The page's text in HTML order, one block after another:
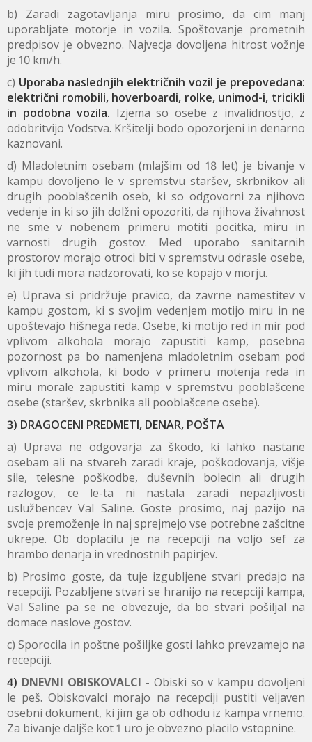
b) Zaradi zagotavljanja miru prosimo, da cim manj
uporabljate motorje in vozila. Spoštovanje prometnih
predpisov je obvezno. Najvecja dovoljena hitrost vožnje
je 10 km/h.
c) Uporaba naslednjih električnih vozil je prepovedana:
električni romobili, hoverboardi, rolke, unimod-i, tricikli
in podobna vozila. Izjema so osebe z invalidnostjo, z
odobritvijo Vodstva. Kršitelji bodo opozorjeni in denarno
kaznovani.
d) Mladoletnim osebam (mlajšim od 18 let) je bivanje v
kampu dovoljeno le v spremstvu staršev, skrbnikov ali
drugih pooblašcenih oseb, ki so odgovorni za njihovo
vedenje in ki so jih dolžni opozoriti, da njihova živahnost
ne sme v nobenem primeru motiti pocitka, miru in
varnosti drugih gostov. Med uporabo sanitarnih
prostorov morajo otroci biti v spremstvu odrasle osebe,
ki jih tudi mora nadzorovati, ko se kopajo v morju.
e) Uprava si pridržuje pravico, da zavrne namestitev v
kampu gostom, ki s svojim vedenjem motijo miru in ne
upoštevajo hišnega reda. Osebe, ki motijo red in mir pod
vplivom alkohola morajo zapustiti kamp, posebna
pozornost pa bo namenjena mladoletnim osebam pod
vplivom alkohola, ki bodo v primeru motenja reda in
miru morale zapustiti kamp v spremstvu pooblašcene
osebe (staršev, skrbnika ali pooblašcene osebe).
3) DRAGOCENI PREDMETI, DENAR, POŠTA
a) Uprava ne odgovarja za škodo, ki lahko nastane
osebam ali na stvareh zaradi kraje, poškodovanja, višje
sile, telesne poškodbe, duševnih bolecin ali drugih
razlogov, ce le-ta ni nastala zaradi nepazljivosti
uslužbencev Val Saline. Goste prosimo, naj pazijo na
svoje premoženje in naj sprejmejo vse potrebne zašcitne
ukrepe. Ob doplacilu je na recepciji na voljo sef za
hrambo denarja in vrednostnih papirjev.
b) Prosimo goste, da tuje izgubljene stvari predajo na
recepciji. Pozabljene stvari se hranijo na recepciji kampa,
Val Saline pa se ne obvezuje, da bo stvari pošiljal na
domace naslove gostov.
c) Sporocila in poštne pošiljke gosti lahko prevzamejo na
recepciji.
4) DNEVNI OBISKOVALCI - Obiski so v kampu dovoljeni
le peš. Obiskovalci morajo na recepciji pustiti veljaven
osebni dokument, ki jim ga ob odhodu iz kampa vrnemo.
Za bivanje daljše kot 1 uro je obvezno placilo vstopnine.